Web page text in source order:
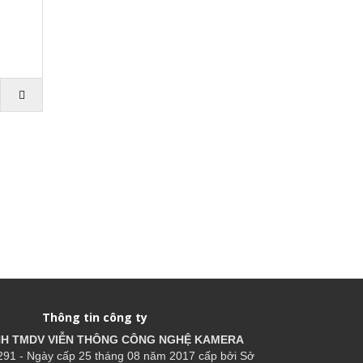
Thông tin công ty
TMDV VIỄN THÔNG CÔNG NGHỆ KAMERA
- Ngày cấp 25 tháng 08 năm 2017 cấp bởi Sở